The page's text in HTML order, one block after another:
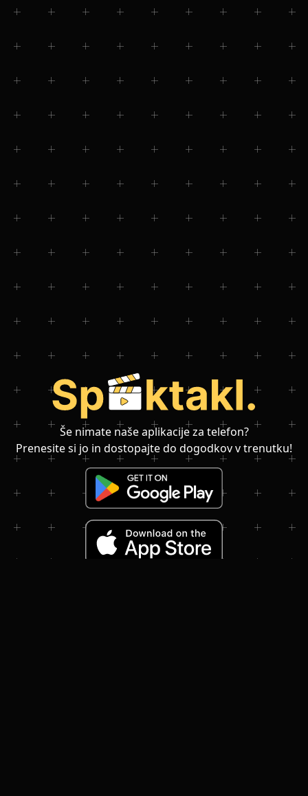
Še nimate naše aplikacije za telefon?
Prenesite si jo in dostopajte do dogodkov v trenutku!